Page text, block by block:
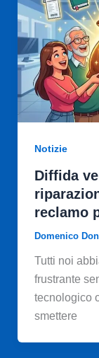
Notizie
Diffida
reclamo
Domenico
Tutti noi
frustrante
tecnologico
smettere